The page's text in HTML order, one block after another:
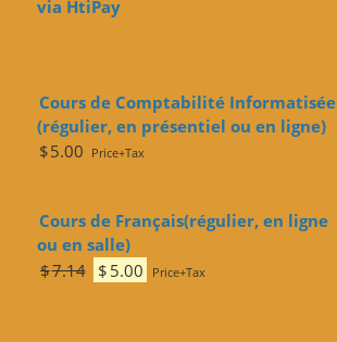
$7.14.
via HtiPay
Cours de Comptabilité Informatisée
(régulier, en présentiel ou en ligne)
$5.00 Price+Tax
Cours de Français(régulier, en ligne
ou en salle)
$7.14
Le
$ 5.00 Le
Price+Tax